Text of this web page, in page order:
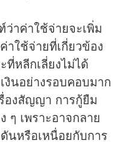
าค่าใช้จ่ายจะเพิ่ม
าใช้จ่ายที่เกี่ยวข้อง
หลีกเลี่ยงไม่ได้
นอย่างรอบคอบมาก
องสัญญา การกู้ยืม
ๆ เพราะอาจกลาย
นหรือเหนื่อยกับการ